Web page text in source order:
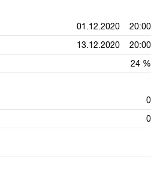
01.12.2020 20:00
13.12.2020 20:00
24 %
0
0